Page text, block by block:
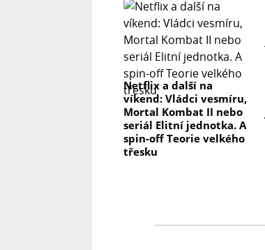
Netflix a další na
víkend: Vládci vesmíru,
Mortal Kombat II nebo
seriál Elitní jednotka. A
spin-off Teorie velkého
třesku